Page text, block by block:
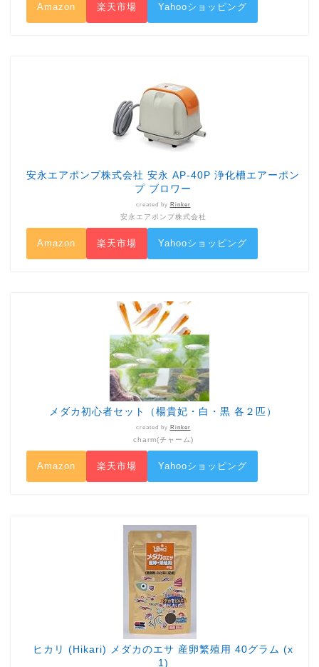
Amazon 楽天市場 Yahooショッピング
安永エアポンプ株式会社 安永 AP-40P 浄化槽エアーポン
プ ブロワー
created by Rinker
安永エアポンプ株式会社
Amazon 楽天市場 Yahooショッピング
メダカ初心者セット（楊貴妃・白・黒 各２匹）
created by Rinker
charm(チャーム)
Amazon 楽天市場 Yahooショッピング
ヒカリ (Hikari) メダカのエサ 産卵繁殖用 40グラム (x
1)